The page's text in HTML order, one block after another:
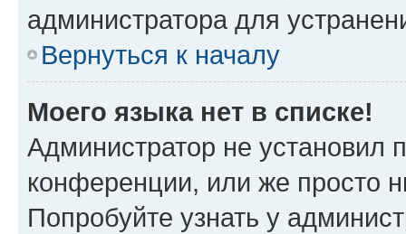
администратора для
Вернуться к началу
Моего языка нет в списке!
Администратор не установил
конференции, или же просто
Попробуйте узнать у